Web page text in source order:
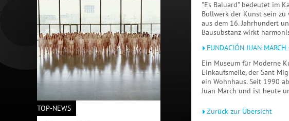
TOP-NEWS
"Es Baluard" bedeutet im
Bollwerk der Kunst sein zu
aus dem 16. Jahrhundert
Bausubstanz wirkt
FUNDACIÓN JUAN
Ein Museum für Moderne
Einkaufsmeile, der Sant
ein Wohnhaus. Seit 1990
Juan March und ist heute
Zurück zur Übersicht